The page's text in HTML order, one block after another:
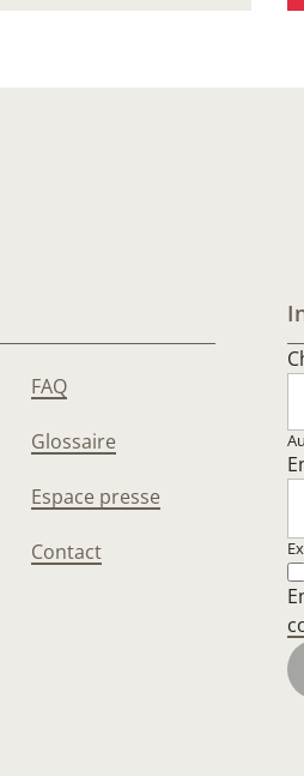
FAQ
Glossaire
Espace presse
Contact